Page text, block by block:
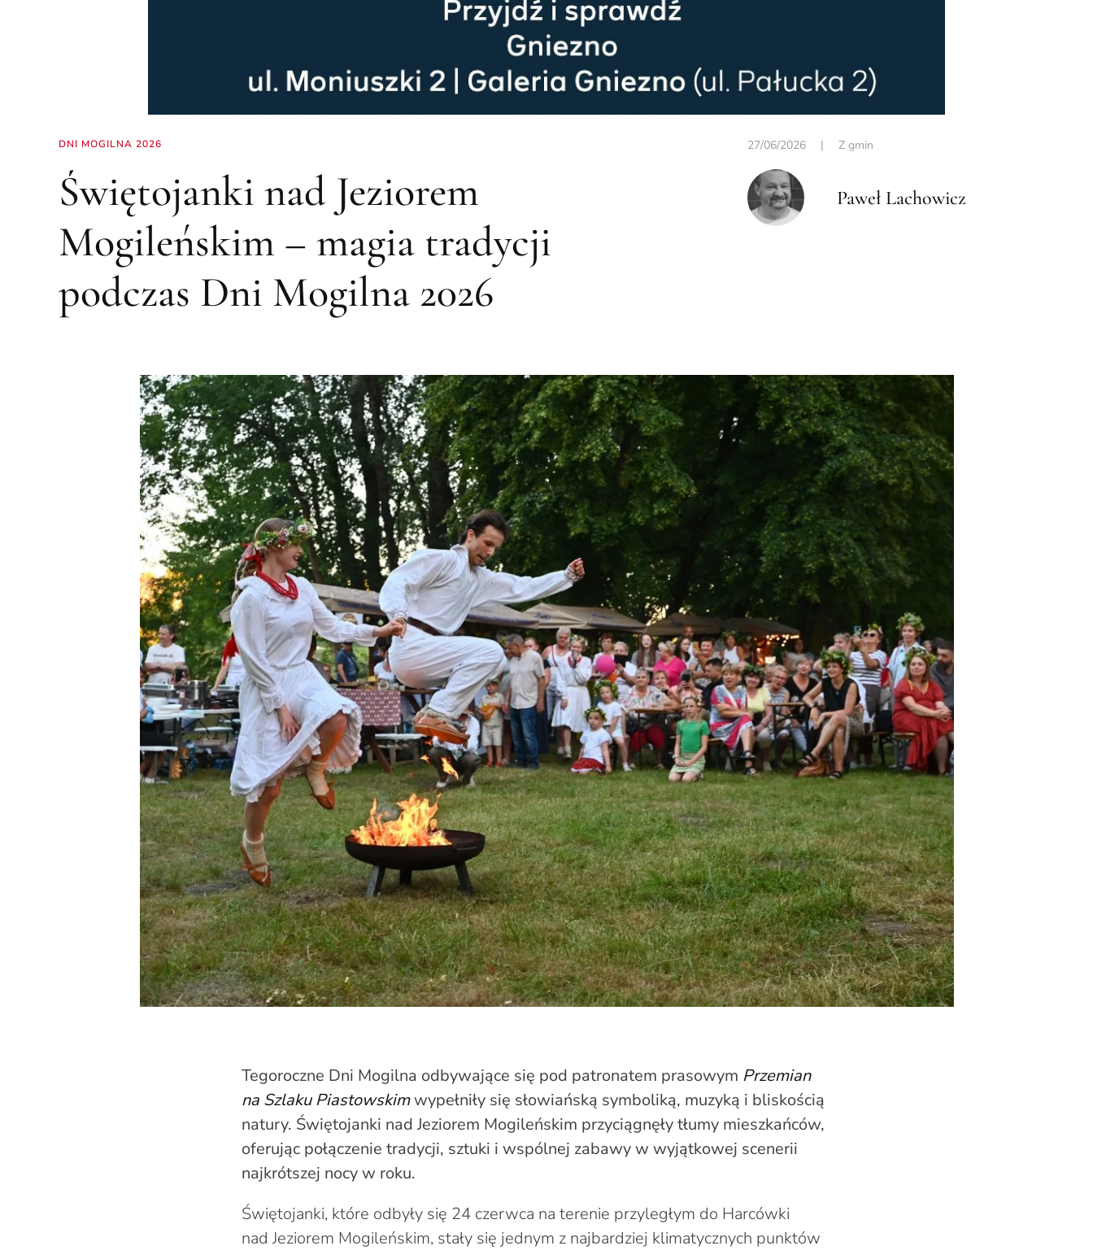
DNI MOGILNA 2026
Świętojanki nad Jeziorem
Mogileńskim – magia tradycji
podczas Dni Mogilna 2026
27/06/2026| Z gmin
Paweł Lachowicz
Tegoroczne Dni Mogilna odbywające się pod patronatem prasowym Przemian
na Szlaku Piastowskimwypełniły się słowiańską symboliką, muzyką i bliskością
natury. Świętojanki nad Jeziorem Mogileńskim przyciągnęły tłumy mieszkańców,
oferując połączenie tradycji, sztuki i wspólnej zabawy w wyjątkowej scenerii
najkrótszej nocy w roku.
Świętojanki, które odbyły się 24 czerwca na terenie przyległym do Harcówki
nad Jeziorem Mogileńskim, stały się jednym z najbardziej klimatycznych punktów